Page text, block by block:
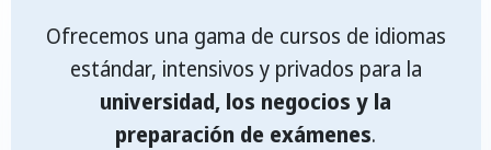
Ofrecemos una gama de cursos de idiomas
estándar, intensivos y privados para la
universidad, los negocios y la
preparación de exámenes.